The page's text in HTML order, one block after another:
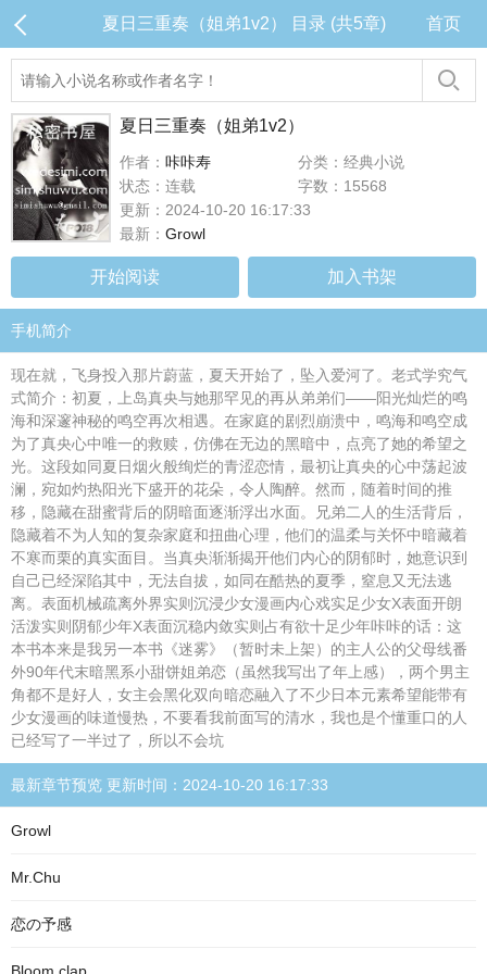
夏日三重奏（姐弟1v2） 目录 (共5章) 首页
夏日三重奏（姐弟1v2）
作者： 咔咔寿
分类：经典小说
状态：连载
字数：15568
更新：2024-10-20 16:17:33
最新： Growl
开始阅读 加入书架
手机简介
现在就，飞身投入那片蔚蓝，夏天开始了，坠入爱河了。老式学究气
式简介：初夏，上岛真央与她那罕见的再从弟弟们——阳光灿烂的鸣
海和深邃神秘的鸣空再次相遇。在家庭的剧烈崩溃中，鸣海和鸣空成
为了真央心中唯一的救赎，仿佛在无边的黑暗中，点亮了她的希望之
光。这段如同夏日烟火般绚烂的青涩恋情，最初让真央的心中荡起波
澜，宛如灼热阳光下盛开的花朵，令人陶醉。然而，随着时间的推
移，隐藏在甜蜜背后的阴暗面逐渐浮出水面。兄弟二人的生活背后，
隐藏着不为人知的复杂家庭和扭曲心理，他们的温柔与关怀中暗藏着
不寒而栗的真实面目。当真央渐渐揭开他们内心的阴郁时，她意识到
自己已经深陷其中，无法自拔，如同在酷热的夏季，窒息又无法逃
离。表面机械疏离外界实则沉浸少女漫画内心戏实足少女X表面开朗
活泼实则阴郁少年X表面沉稳内敛实则占有欲十足少年咔咔的话：这
本书本来是我另一本书《迷雾》（暂时未上架）的主人公的父母线番
外90年代末暗黑系小甜饼姐弟恋（虽然我写出了年上感），两个男主
角都不是好人，女主会黑化双向暗恋融入了不少日本元素希望能带有
少女漫画的味道慢热，不要看我前面写的清水，我也是个懂重口的人
已经写了一半过了，所以不会坑
最新章节预览 更新时间：2024-10-20 16:17:33
Growl
Mr.Chu
恋の予感